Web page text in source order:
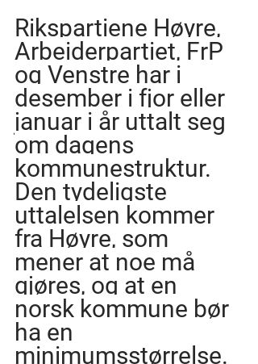
Rikspartiene Høyre,
Arbeiderpartiet, FrP
og Venstre har i
desember i fjor eller
januar i år uttalt seg
om dagens
kommunestruktur.
Den tydeligste
uttalelsen kommer
fra Høyre, som
mener at noe må
gjøres, og at en
norsk kommune bør
ha en
minimumsstørrelse.